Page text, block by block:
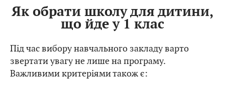
Як обрати школу для дитини,
що йде у 1 клас
Під час вибору навчального закладу варто
звертати увагу не лише на програму.
Важливими критеріями також є: